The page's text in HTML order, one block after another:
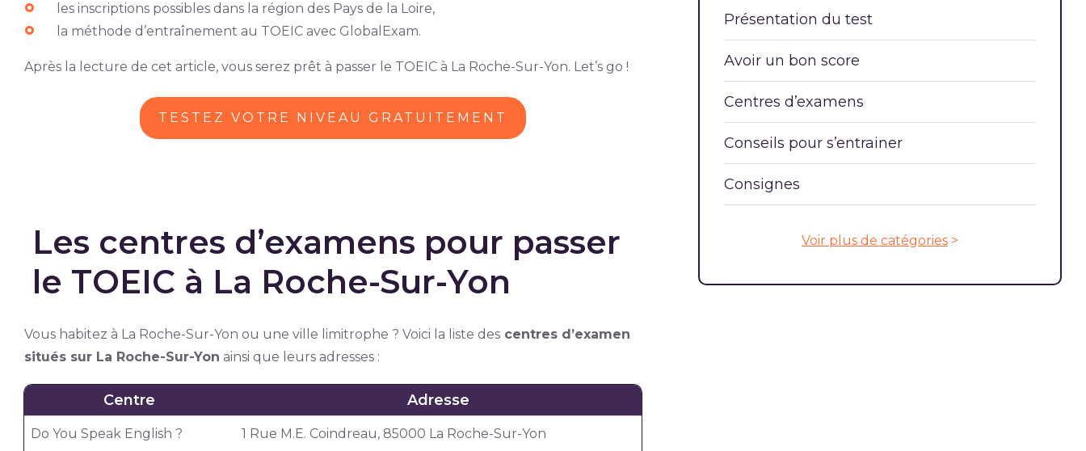
les inscriptions possibles dans la région des Pays de la Loire,
la méthode d’entraînement au TOEIC avec GlobalExam.
Après la lecture de cet article, vous serez prêt à passer le TOEIC à La Roche-Sur-Yon. Let’s go !
TESTEZ VOTRE NIVEAU GRATUITEMENT
Les centres d’examens pour passer
le TOEIC à La Roche-Sur-Yon
Vous habitez à La Roche-Sur-Yon ou une ville limitrophe ? Voici la liste descentres d’examen
situés sur La Roche-Sur-Yon ainsi que leurs adresses :
Centre Adresse
Do You Speak English ? 1 Rue M.E. Coindreau, 85000 La Roche-Sur-Yon
Présentation du test
Avoir un bon score
Centres d’examens
Conseils pour s’entrainer
Consignes
Voir plus de catégories >